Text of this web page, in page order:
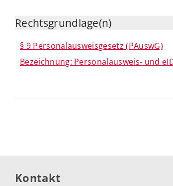
Rechtsgrundlage(n)
§ 9 Personalausweisgesetz (PAuswG)
Bezeichnung: Personalausweis- und
Kontakt